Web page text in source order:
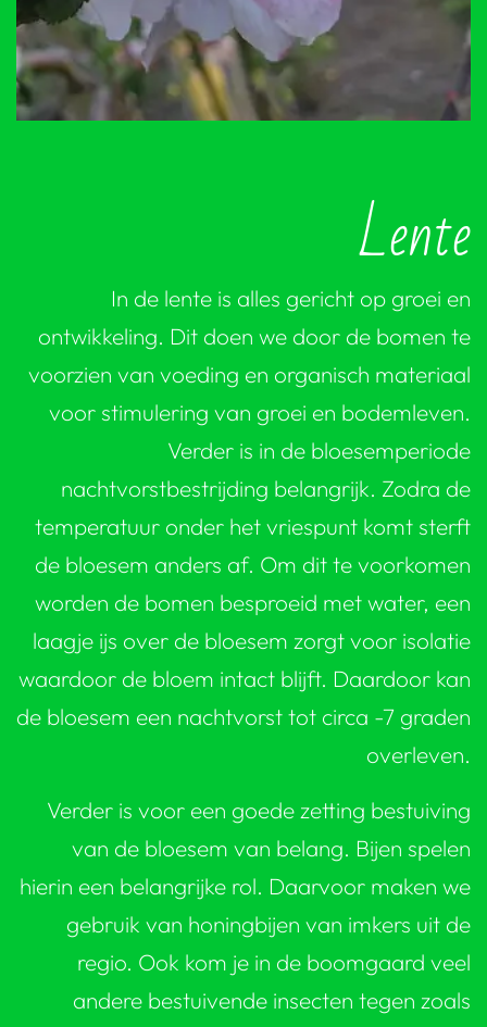
Lente
In de lente is alles gericht op groei en
ontwikkeling. Dit doen we door de bomen te
voorzien van voeding en organisch materiaal
voor stimulering van groei en bodemleven.
Verder is in de bloesemperiode
nachtvorstbestrijding belangrijk. Zodra de
temperatuur onder het vriespunt komt sterft
de bloesem anders af. Om dit te voorkomen
worden de bomen besproeid met water, een
laagje ijs over de bloesem zorgt voor isolatie
waardoor de bloem intact blijft. Daardoor kan
de bloesem een nachtvorst tot circa -7 graden
overleven.
Verder is voor een goede zetting bestuiving
van de bloesem van belang. Bijen spelen
hierin een belangrijke rol. Daarvoor maken we
gebruik van honingbijen van imkers uit de
regio. Ook kom je in de boomgaard veel
andere bestuivende insecten tegen zoals